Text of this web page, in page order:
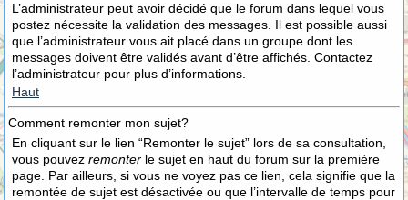
L’administrateur peut avoir décidé que le forum dans lequel vous
postez nécessite la validation des messages. Il est possible aussi
que l’administrateur vous ait placé dans un groupe dont les
messages doivent être validés avant d’être affichés. Contactez
l’administrateur pour plus d’informations.
Haut
Comment remonter mon sujet?
En cliquant sur le lien “Remonter le sujet” lors de sa consultation,
vous pouvez remonter le sujet en haut du forum sur la première
page. Par ailleurs, si vous ne voyez pas ce lien, cela signifie que la
remontée de sujet est désactivée ou que l’intervalle de temps pour